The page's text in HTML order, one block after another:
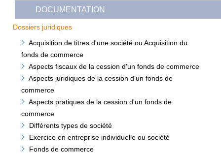
DOCUMENTATION
Dossiers juridiques
Acquisition de titres d'une société ou Acquisition du
fonds de commerce
Aspects fiscaux de la cession d'un fonds de commerce
Aspects juridiques de la cession d'un fonds de
commerce
Aspects pratiques de la cession d'un fonds de
commerce
Différents types de société
Exercice en entreprise individuelle ou société
Fonds de commerce